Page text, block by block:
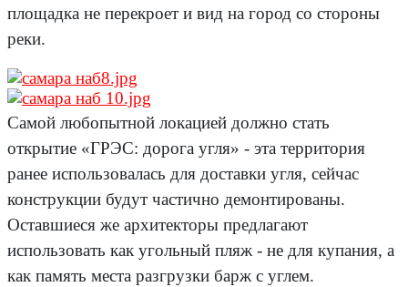
площадка не перекроет и вид на город со стороны
реки.
Самой любопытной локацией должно стать
открытие «ГРЭС: дорога угля» - эта территория
ранее использовалась для доставки угля, сейчас
конструкции будут частично демонтированы.
Оставшиеся же архитекторы предлагают
использовать как угольный пляж - не для купания, а
как память места разгрузки барж с углем.